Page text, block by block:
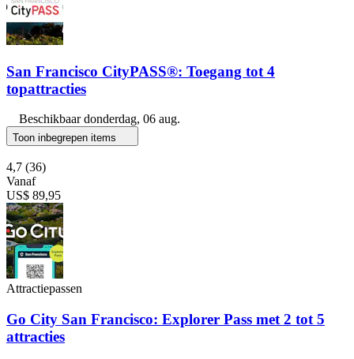
San Francisco CityPASS®: Toegang tot 4
topattracties
Beschikbaardonderdag, 06 aug.
Toon inbegrepen items
4,7 (36)
Vanaf
US$ 89,95
Attractiepassen
Go City San Francisco: Explorer Pass met 2 tot 5
attracties